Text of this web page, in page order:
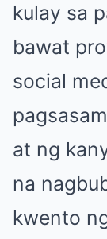
kulay sa
bawat
social
at ng
na
kwento